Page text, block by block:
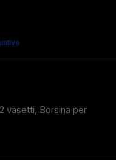
vasetti, Borsina per